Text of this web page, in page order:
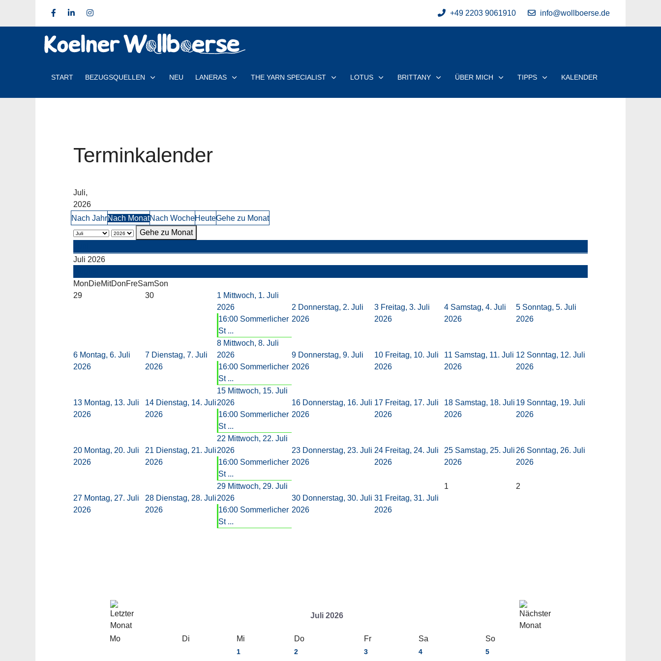
+49 2203 9061910 info@wollboerse.de
START BEZUGSQUELLEN NEU LANERAS THE YARN SPECIALIST LOTUS BRITTANY ÜBER MICH TIPPS KALENDER
Terminkalender
Juli,
2026
Nach JahrNach MonatNach WocheHeuteGehe zu Monat
Gehe zu Monat
Juli 2026
MonDieMitDonFreSamSon
29
30 1 Mittwoch, 1. Juli
2026
16:00 Sommerlicher
St ...
2 Donnerstag, 2. Juli
2026
3 Freitag, 3. Juli
2026
4 Samstag, 4. Juli
2026
5 Sonntag, 5. Juli
2026
6 Montag, 6. Juli
2026
7 Dienstag, 7. Juli
2026
8 Mittwoch, 8. Juli
2026
16:00 Sommerlicher
St ...
9 Donnerstag, 9. Juli
2026
10 Freitag, 10. Juli
2026
11 Samstag, 11. Juli
2026
12 Sonntag, 12. Juli
2026
13 Montag, 13. Juli
2026
14 Dienstag, 14. Juli
2026
15 Mittwoch, 15. Juli
2026
16:00 Sommerlicher
St ...
16 Donnerstag, 16. Juli
2026
17 Freitag, 17. Juli
2026
18 Samstag, 18. Juli
2026
19 Sonntag, 19. Juli
2026
20 Montag, 20. Juli
2026
21 Dienstag, 21. Juli
2026
22 Mittwoch, 22. Juli
2026
16:00 Sommerlicher
St ...
23 Donnerstag, 23. Juli
2026
24 Freitag, 24. Juli
2026
25 Samstag, 25. Juli
2026
26 Sonntag, 26. Juli
2026
27 Montag, 27. Juli
2026
28 Dienstag, 28. Juli
2026
29 Mittwoch, 29. Juli
2026
16:00 Sommerlicher
St ...
30 Donnerstag, 30. Juli
2026
31 Freitag, 31. Juli
2026
1 2
Juli 2026
Mo Di Mi Do Fr Sa So
1 2 3 4
5